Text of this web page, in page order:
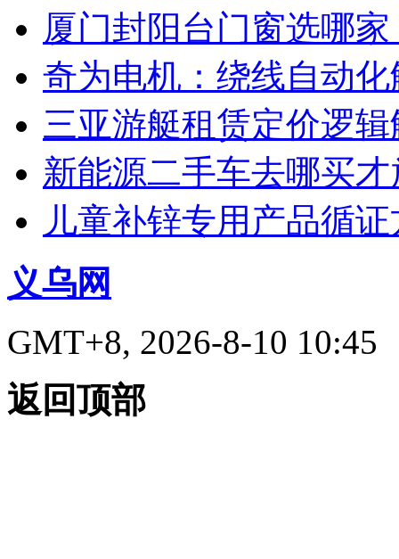
厦门封阳台门窗选哪
奇为电机：绕线自动
三亚游艇租赁定价逻
新能源二手车去哪买
儿童补锌专用产品循
义乌网
GMT+8, 2026-8-10 10:45
返回顶部